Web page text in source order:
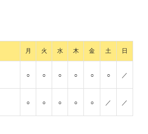
月 火 水 木 金 土 日
○ ○ ○ ○ ○ ○ ／
○ ○ ○ ○ ○ ／ ／